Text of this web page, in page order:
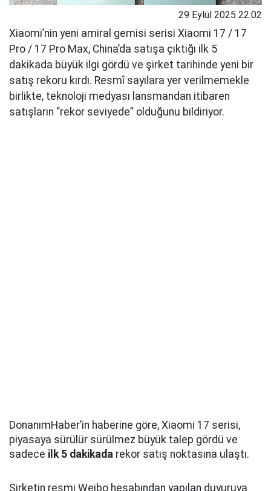
29 Eylül 2025 22:02
Xiaomi’nin yeni amiral gemisi serisi Xiaomi 17 / 17
Pro / 17 Pro Max, China’da satışa çıktığı ilk 5
dakikada büyük ilgi gördü ve şirket tarihinde yeni bir
satış rekoru kırdı. Resmî sayılara yer verilmemekle
birlikte, teknoloji medyası lansmandan itibaren
satışların “rekor seviyede” olduğunu bildiriyor.
DonanımHaber’in haberine göre, Xiaomi 17 serisi,
piyasaya sürülür sürülmez büyük talep gördü ve
sadece ilk 5 dakikada rekor satış noktasına ulaştı.
Şirketin resmi Weibo hesabından yapılan duyuruya